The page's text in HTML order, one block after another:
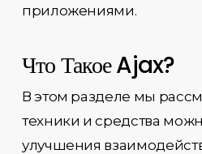
приложениями.
Что Такое Ajax?
В этом разделе мы
техники и средства
улучшения